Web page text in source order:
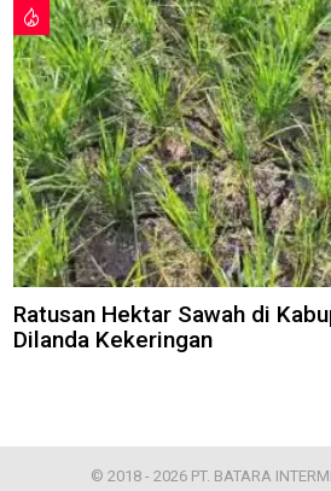
Ratusan Hektar Sawah di
Dilanda Kekeringan
© 2018 - 2026 PT. BATARA